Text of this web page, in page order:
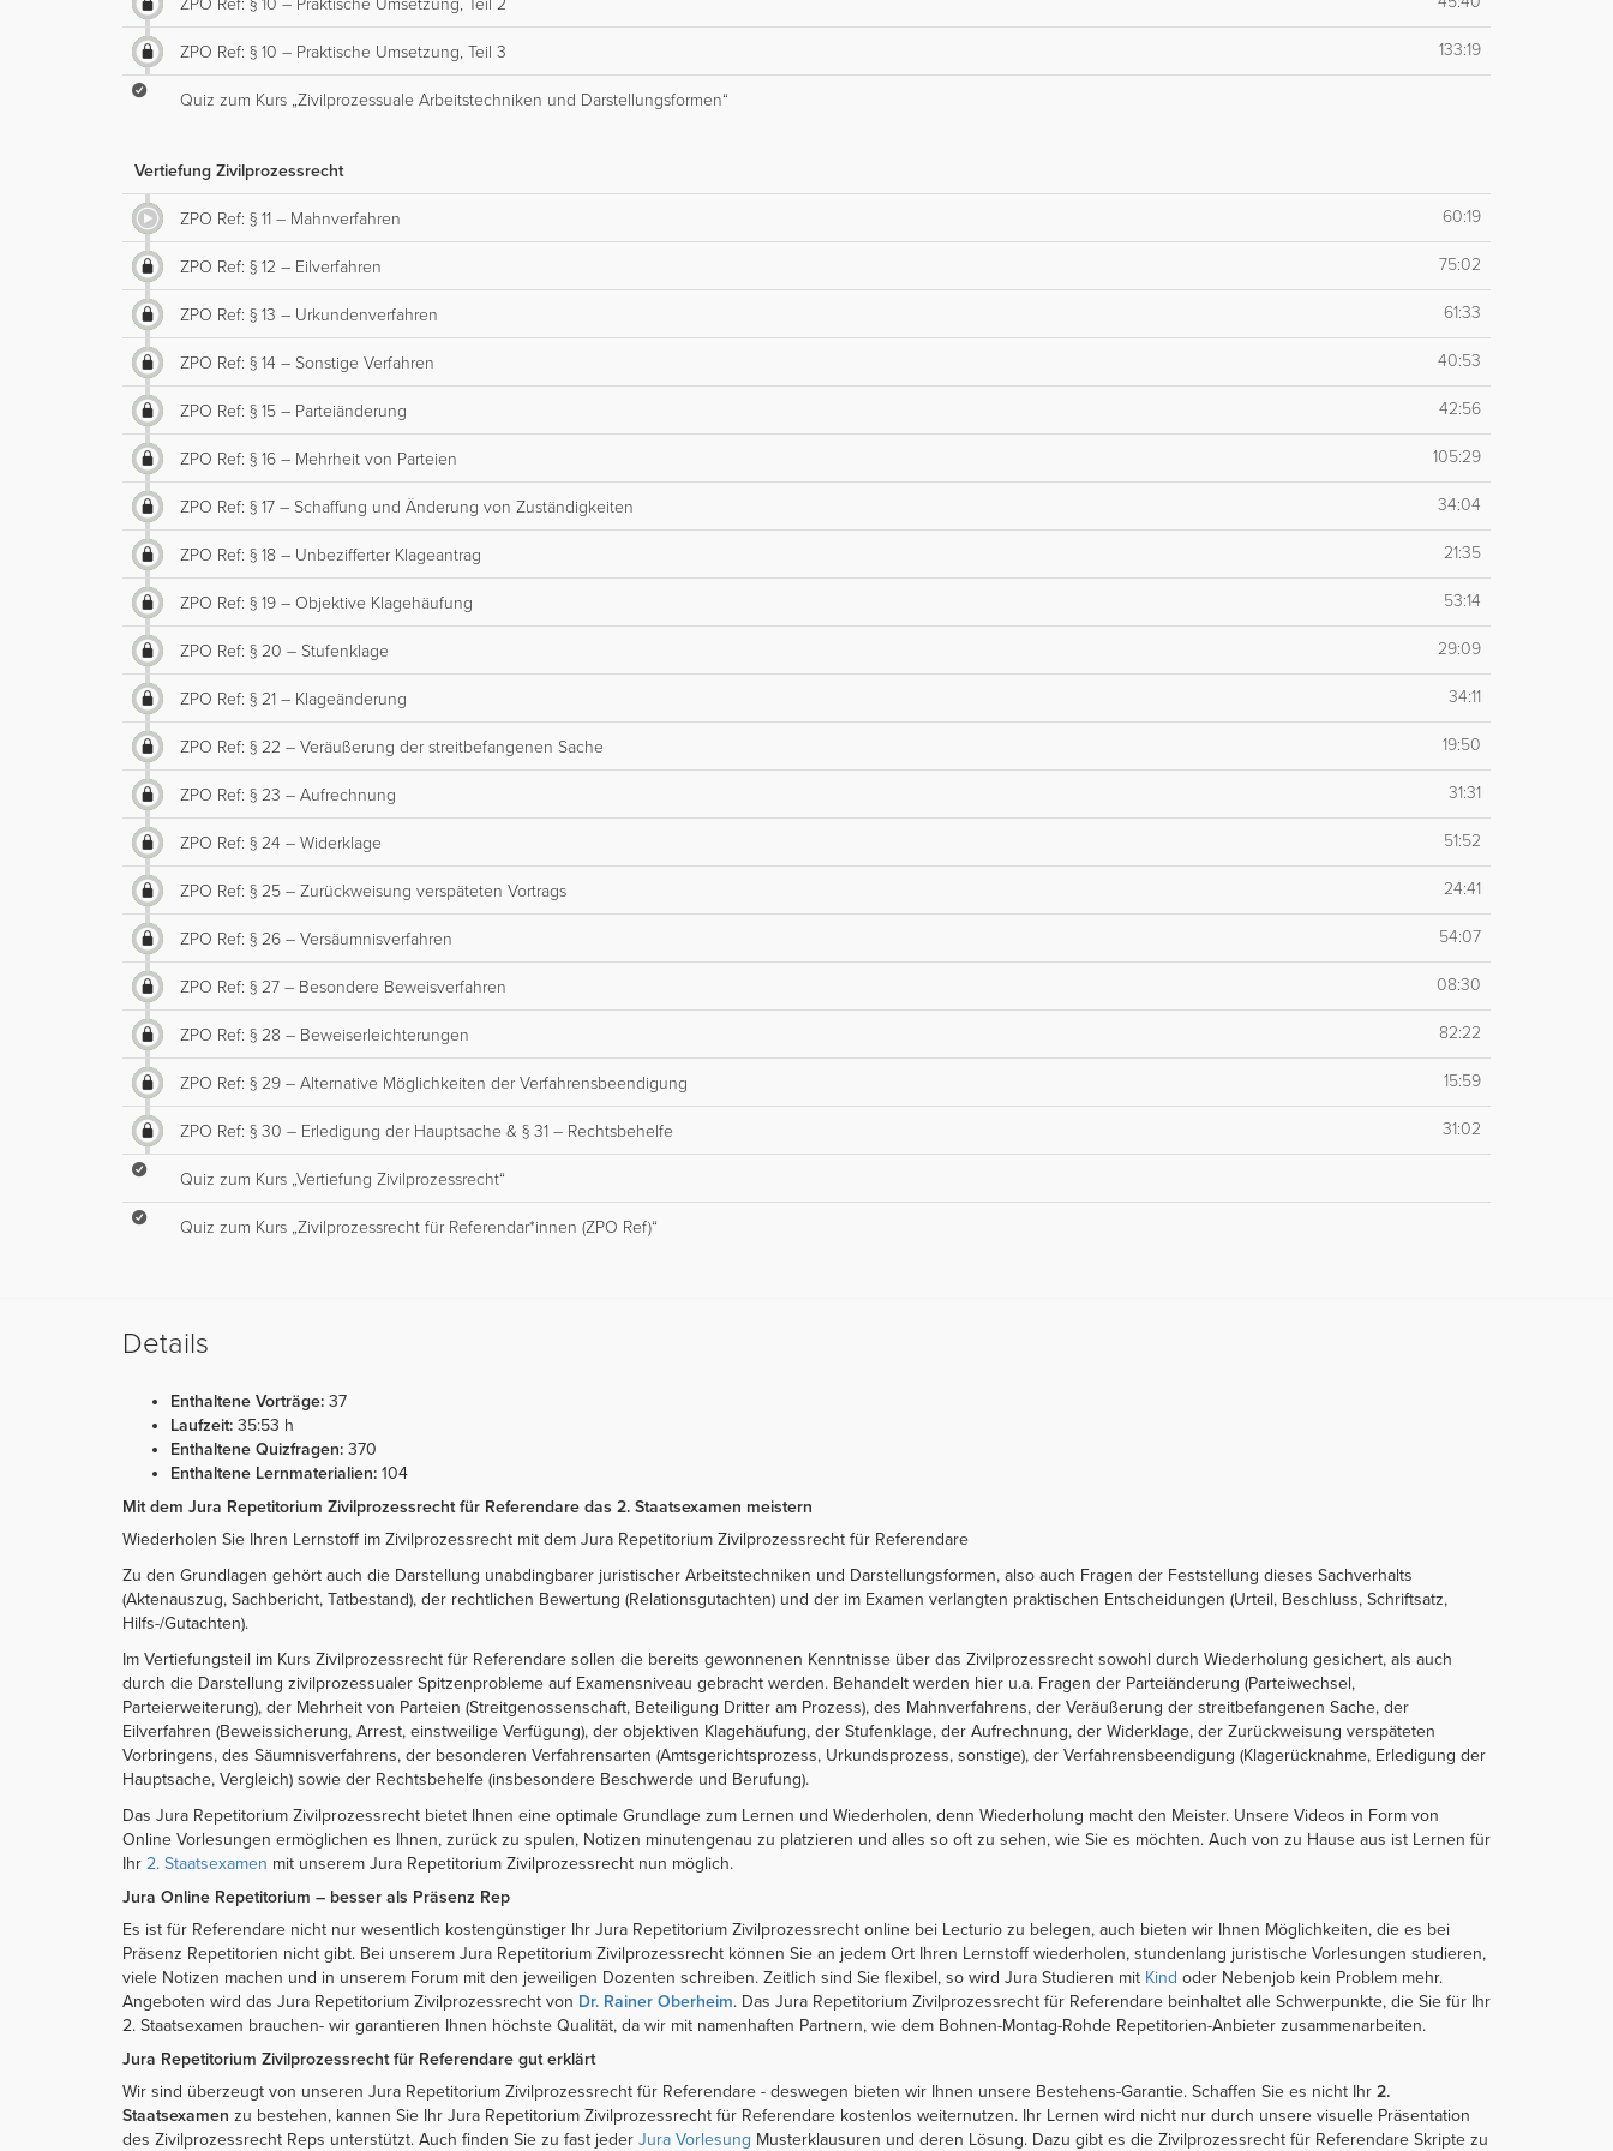
ZPO Ref: § 10 – Praktische Umsetzung, Teil 2
ZPO Ref: § 10 – Praktische Umsetzung, Teil 3 133:19
Quiz zum Kurs „Zivilprozessuale Arbeitstechniken und Darstellungsformen“
Vertiefung Zivilprozessrecht
ZPO Ref: § 11 – Mahnverfahren 60:19
ZPO Ref: § 12 – Eilverfahren 75:02
ZPO Ref: § 13 – Urkundenverfahren 61:33
ZPO Ref: § 14 – Sonstige Verfahren 40:53
ZPO Ref: § 15 – Parteiänderung 42:56
ZPO Ref: § 16 – Mehrheit von Parteien 105:29
ZPO Ref: § 17 – Schaffung und Änderung von Zuständigkeiten 34:04
ZPO Ref: § 18 – Unbezifferter Klageantrag 21:35
ZPO Ref: § 19 – Objektive Klagehäufung 53:14
ZPO Ref: § 20 – Stufenklage 29:09
ZPO Ref: § 21 – Klageänderung 34:11
ZPO Ref: § 22 – Veräußerung der streitbefangenen Sache 19:50
ZPO Ref: § 23 – Aufrechnung 31:31
ZPO Ref: § 24 – Widerklage 51:52
ZPO Ref: § 25 – Zurückweisung verspäteten Vortrags 24:41
ZPO Ref: § 26 – Versäumnisverfahren 54:07
ZPO Ref: § 27 – Besondere Beweisverfahren 08:30
ZPO Ref: § 28 – Beweiserleichterungen 82:22
ZPO Ref: § 29 – Alternative Möglichkeiten der Verfahrensbeendigung 15:59
ZPO Ref: § 30 – Erledigung der Hauptsache & § 31 – Rechtsbehelfe 31:02
Quiz zum Kurs „Vertiefung Zivilprozessrecht“
Quiz zum Kurs „Zivilprozessrecht für Referendar*innen (ZPO Ref)“
Details
Enthaltene Vorträge: 37
Laufzeit: 35:53 h
Enthaltene Quizfragen: 370
Enthaltene Lernmaterialien: 104
Mit dem Jura Repetitorium Zivilprozessrecht für Referendare das 2. Staatsexamen meistern
Wiederholen Sie Ihren Lernstoff im Zivilprozessrecht mit dem Jura Repetitorium Zivilprozessrecht für Referendare
Zu den Grundlagen gehört auch die Darstellung unabdingbarer juristischer Arbeitstechniken und Darstellungsformen, also auch Fragen der Feststellung dieses Sachverhalts
(Aktenauszug, Sachbericht, Tatbestand), der rechtlichen Bewertung (Relationsgutachten) und der im Examen verlangten praktischen Entscheidungen (Urteil, Beschluss, Schriftsatz,
Hilfs-/Gutachten).
Im Vertiefungsteil im Kurs Zivilprozessrecht für Referendare sollen die bereits gewonnenen Kenntnisse über das Zivilprozessrecht sowohl durch Wiederholung gesichert, als auch
durch die Darstellung zivilprozessualer Spitzenprobleme auf Examensniveau gebracht werden. Behandelt werden hier u.a. Fragen der Parteiänderung (Parteiwechsel,
Parteierweiterung), der Mehrheit von Parteien (Streitgenossenschaft, Beteiligung Dritter am Prozess), des Mahnverfahrens, der Veräußerung der streitbefangenen Sache, der
Eilverfahren (Beweissicherung, Arrest, einstweilige Verfügung), der objektiven Klagehäufung, der Stufenklage, der Aufrechnung, der Widerklage, der Zurückweisung verspäteten
Vorbringens, des Säumnisverfahrens, der besonderen Verfahrensarten (Amtsgerichtsprozess, Urkundsprozess, sonstige), der Verfahrensbeendigung (Klagerücknahme, Erledigung der
Hauptsache, Vergleich) sowie der Rechtsbehelfe (insbesondere Beschwerde und Berufung).
Das Jura Repetitorium Zivilprozessrecht bietet Ihnen eine optimale Grundlage zum Lernen und Wiederholen, denn Wiederholung macht den Meister. Unsere Videos in Form von
Online Vorlesungen ermöglichen es Ihnen, zurück zu spulen, Notizen minutengenau zu platzieren und alles so oft zu sehen, wie Sie es möchten. Auch von zu Hause aus ist Lernen für
Ihr 2. Staatsexamen mit unserem Jura Repetitorium Zivilprozessrecht nun möglich.
Jura Online Repetitorium – besser als Präsenz Rep
Es ist für Referendare nicht nur wesentlich kostengünstiger Ihr Jura Repetitorium Zivilprozessrecht online bei Lecturio zu belegen, auch bieten wir Ihnen Möglichkeiten, die es bei
Präsenz Repetitorien nicht gibt. Bei unserem Jura Repetitorium Zivilprozessrecht können Sie an jedem Ort Ihren Lernstoff wiederholen, stundenlang juristische Vorlesungen studieren,
viele Notizen machen und in unserem Forum mit den jeweiligen Dozenten schreiben. Zeitlich sind Sie flexibel, so wird Jura Studieren mit Kind oder Nebenjob kein Problem mehr.
Angeboten wird das Jura Repetitorium Zivilprozessrecht von Dr. Rainer Oberheim. Das Jura Repetitorium Zivilprozessrecht für Referendare beinhaltet alle Schwerpunkte, die Sie für Ihr
2. Staatsexamen brauchen- wir garantieren Ihnen höchste Qualität, da wir mit namenhaften Partnern, wie dem Bohnen-Montag-Rohde Repetitorien-Anbieter zusammenarbeiten.
Jura Repetitorium Zivilprozessrecht für Referendare gut erklärt
Wir sind überzeugt von unseren Jura Repetitorium Zivilprozessrecht für Referendare - deswegen bieten wir Ihnen unsere Bestehens-Garantie. Schaffen Sie es nicht Ihr 2.
Staatsexamen zu bestehen, kannen Sie Ihr Jura Repetitorium Zivilprozessrecht für Referendare kostenlos weiternutzen. Ihr Lernen wird nicht nur durch unsere visuelle Präsentation
des Zivilprozessrecht Reps unterstützt. Auch finden Sie zu fast jeder Jura Vorlesung Musterklausuren und deren Lösung. Dazu gibt es die Zivilprozessrecht für Referendare Skripte zu